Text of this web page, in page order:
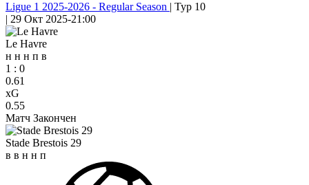
Ligue 1 2025-2026 - Regular Season | Тур 10
| 29 Окт 2025-21:00
Le Havre
н н н п в
1 : 0
0.61
xG
0.55
Матч Закончен
Stade Brestois 29
в в н н п